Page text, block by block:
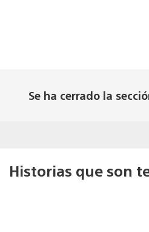
Se ha cerrado la
Historias que son